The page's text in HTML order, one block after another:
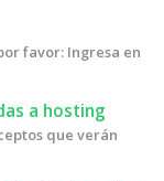
favor: Ingresa en
a hosting
que verán